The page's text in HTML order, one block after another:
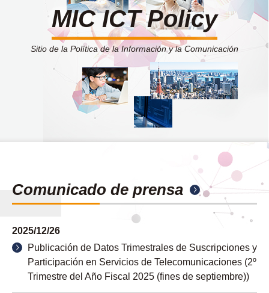
MIC ICT Policy
Sitio de la Política de la Información y la Comunicación
Comunicado de prensa
2025/12/26
Publicación de Datos Trimestrales de Suscripciones y
Participación en Servicios de Telecomunicaciones (2º
Trimestre del Año Fiscal 2025 (fines de septiembre))